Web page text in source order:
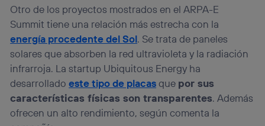
Otro de los proyectos mostrados en el ARPA-E
Summit tiene una relación más estrecha con la
energía procedente del Sol. Se trata de paneles
solares que absorben la red ultravioleta y la radiación
infrarroja. La startup Ubiquitous Energy ha
desarrolladoeste tipo de placasque por sus
características físicas son transparentes. Además
ofrecen un alto rendimiento, según comenta la